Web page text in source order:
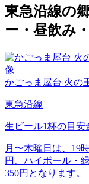
東急沿線の
ー・昼飲み
かごっま屋台 火の
東急沿線
生ビール1杯の目安
月〜木曜日は、19
円、ハイボール・
350円となります。